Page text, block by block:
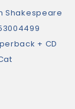
Shakespeare
+ CD